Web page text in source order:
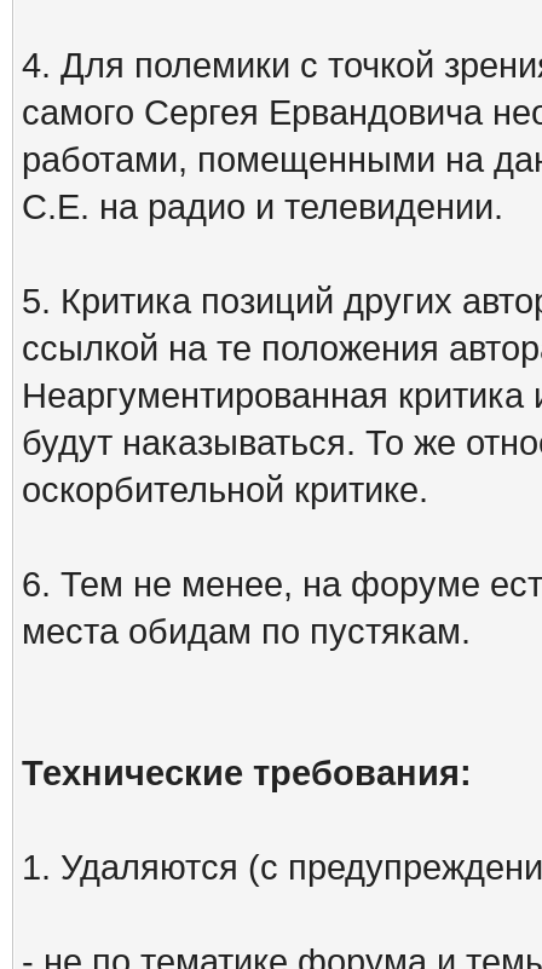
4. Для полемики с точкой
самого Сергея Ервандовича
работами, помещенными на
С.Е. на радио и телевидении.
5. Критика позиций других
ссылкой на те положения
Неаргументированная
будут наказываться. То же
оскорбительной критике.
6. Тем не менее, на форуме
места обидам по пустякам.
Технические требования:
1. Удаляются (с